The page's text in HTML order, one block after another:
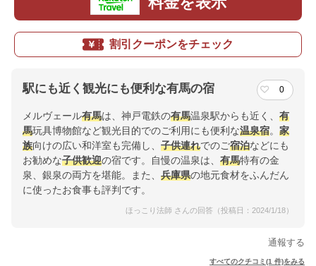
割引クーポンをチェック
駅にも近く観光にも便利な有馬の宿 0
メルヴェール有馬は、神戸電鉄の有馬温泉駅からも近く、 有
馬玩具博物館など観光目的でのご利用にも便利な温泉宿。 家
族向けの広い和洋室も完備し、 子供連れでのご宿泊などにも
お勧めな子供歓迎の宿です。自慢の温泉は、 有馬特有の金
泉、銀泉の両方を堪能。また、 兵庫県の地元食材をふんだん
に使ったお食事も評判です。
ほっこり法師 さんの回答（投稿日：2024/1/18）
通報する
すべてのクチコミ(1 件)をみる